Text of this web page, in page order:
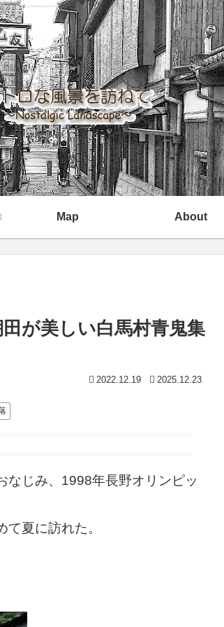
Map About
が美しい白馬村青鬼集
2022.12.19 2025.12.23
なじみ、1998年長野オリンピッ
夏に訪れた。